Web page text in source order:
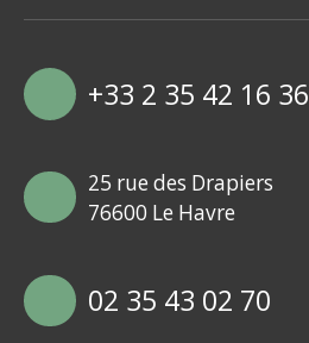
+33 2 35 42 16 36
25 rue des Drapiers
76600 Le Havre
02 35 43 02 70